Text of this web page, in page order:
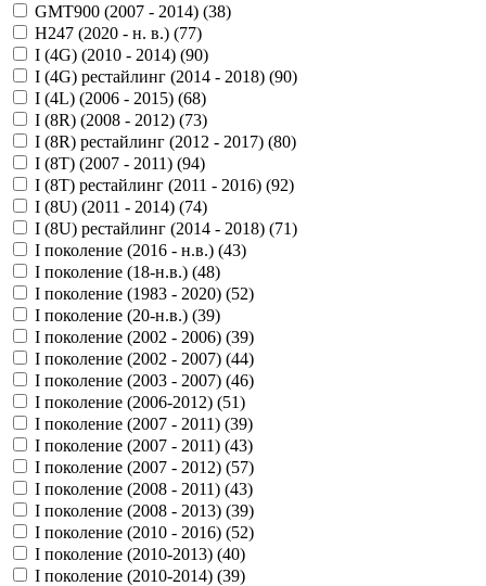
GMT900 (2007 - 2014) (38)
H247 (2020 - н. в.) (77)
I (4G) (2010 - 2014) (90)
I (4G) рестайлинг (2014 - 2018) (90)
I (4L) (2006 - 2015) (68)
I (8R) (2008 - 2012) (73)
I (8R) рестайлинг (2012 - 2017) (80)
I (8T) (2007 - 2011) (94)
I (8T) рестайлинг (2011 - 2016) (92)
I (8U) (2011 - 2014) (74)
I (8U) рестайлинг (2014 - 2018) (71)
I поколение (2016 - н.в.) (43)
I поколение (18-н.в.) (48)
I поколение (1983 - 2020) (52)
I поколение (20-н.в.) (39)
I поколение (2002 - 2006) (39)
I поколение (2002 - 2007) (44)
I поколение (2003 - 2007) (46)
I поколение (2006-2012) (51)
I поколение (2007 - 2011) (39)
I поколение (2007 - 2011) (43)
I поколение (2007 - 2012) (57)
I поколение (2008 - 2011) (43)
I поколение (2008 - 2013) (39)
I поколение (2010 - 2016) (52)
I поколение (2010-2013) (40)
I поколение (2010-2014) (39)